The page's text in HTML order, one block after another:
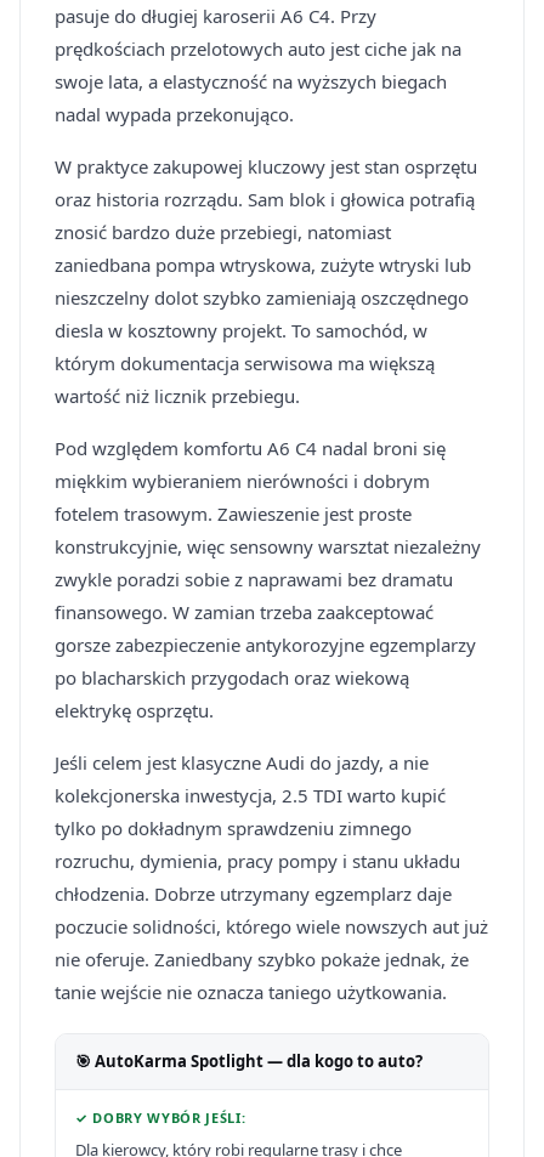
pasuje do długiej karoserii A6 C4. Przy
prędkościach przelotowych auto jest ciche jak na
swoje lata, a elastyczność na wyższych biegach
nadal wypada przekonująco.
W praktyce zakupowej kluczowy jest stan osprzętu
oraz historia rozrządu. Sam blok i głowica potrafią
znosić bardzo duże przebiegi, natomiast
zaniedbana pompa wtryskowa, zużyte wtryski lub
nieszczelny dolot szybko zamieniają oszczędnego
diesla w kosztowny projekt. To samochód, w
którym dokumentacja serwisowa ma większą
wartość niż licznik przebiegu.
Pod względem komfortu A6 C4 nadal broni się
miękkim wybieraniem nierówności i dobrym
fotelem trasowym. Zawieszenie jest proste
konstrukcyjnie, więc sensowny warsztat niezależny
zwykle poradzi sobie z naprawami bez dramatu
finansowego. W zamian trzeba zaakceptować
gorsze zabezpieczenie antykorozyjne egzemplarzy
po blacharskich przygodach oraz wiekową
elektrykę osprzętu.
Jeśli celem jest klasyczne Audi do jazdy, a nie
kolekcjonerska inwestycja, 2.5 TDI warto kupić
tylko po dokładnym sprawdzeniu zimnego
rozruchu, dymienia, pracy pompy i stanu układu
chłodzenia. Dobrze utrzymany egzemplarz daje
poczucie solidności, którego wiele nowszych aut już
nie oferuje. Zaniedbany szybko pokaże jednak, że
tanie wejście nie oznacza taniego użytkowania.
🎯 AutoKarma Spotlight — dla kogo to auto?
✓ DOBRY WYBÓR JEŚLI:
Dla kierowcy, który robi regularne trasy i chce